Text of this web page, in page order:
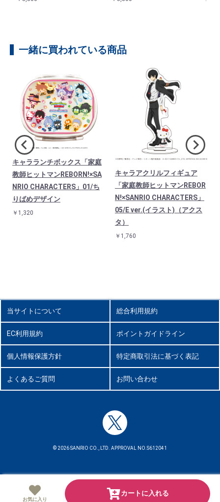
お気に入り
カートに入れる
一緒に買われている商品
キャラランチボックス「家庭
教師ヒットマンREBORN!×SA
NRIO CHARACTERS」01/ち
りばめデザイン
￥1,320
キャラアクリルフィギュア
「家庭教師ヒットマンREBOR
N!×SANRIO CHARACTERS」
05/E ver.(イラスト)（アクス
タ）
￥1,760
当サイトについて 総合利用規約
EC利用規約 ポイントガイドライン
個人情報保護方針 特定商取引法に基づく表記
よくあるご質問 お問い合わせ
© 2026 SANRIO CO., LTD. APPROVAL NO.S612041